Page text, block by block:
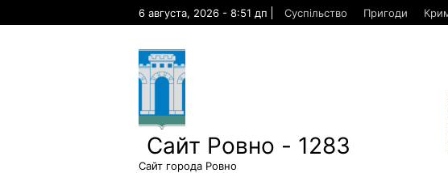
6 августа, 2026 - 8:51 дп Суспільство Пригоди
Сайт Ровно - 1283
Сайт города Ровно